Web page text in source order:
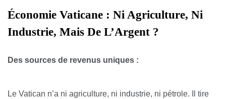
Économie Vaticane : Ni Agriculture, Ni
Industrie, Mais De L’Argent ?
Des sources de revenus uniques :
Le Vatican n’a ni agriculture, ni industrie, ni pétrole. Il tire